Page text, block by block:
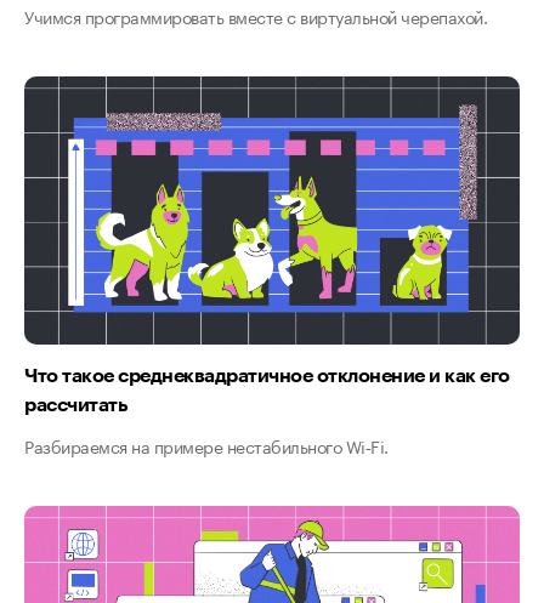
Учимся программировать вместе с виртуальной черепахой.
Что такое среднеквадратичное отклонение и как его
рассчитать
Разбираемся на примере нестабильного Wi‑Fi.